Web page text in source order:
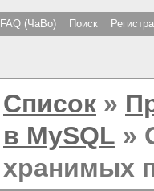
FAQ (ЧаВо) Поиск
Список »
в MySQL »
хранимых